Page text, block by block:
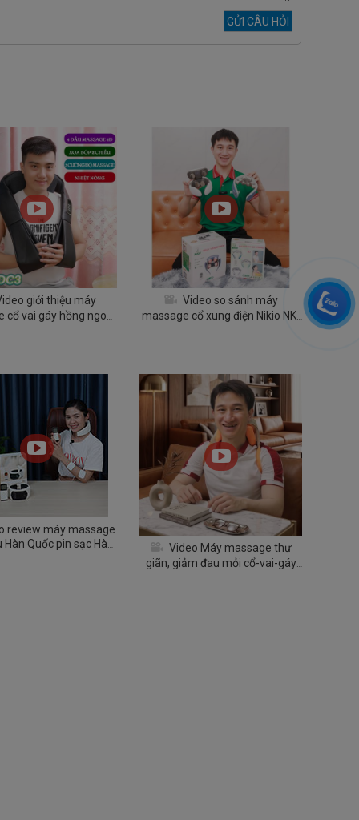
giới thiệu máy
cổ vai gáy hồng ngoại
Video so sánh máy
massage cổ xung điện Nikio NK-
review máy massage
Quốc pin sạc Hàn
Video Máy massage thư
giãn, giảm đau mỏi cổ-vai-gáy